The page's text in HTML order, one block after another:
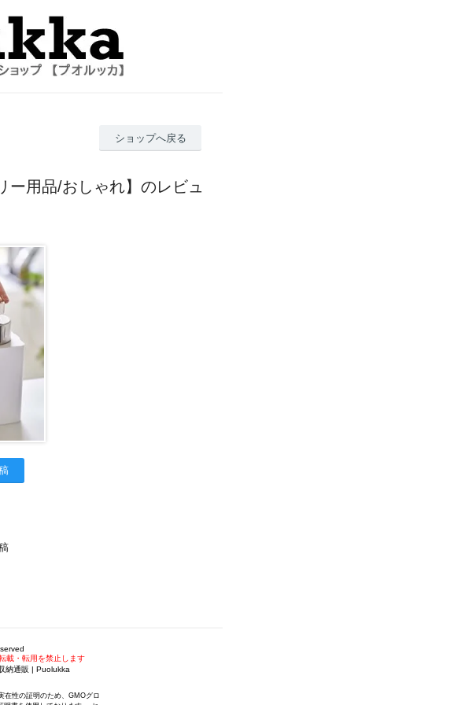
ショップへ戻る
用品/おしゃれ】のレビュ
載・転用を禁止します
納通販 | Puolukka
在性の証明のため、GMOグロ